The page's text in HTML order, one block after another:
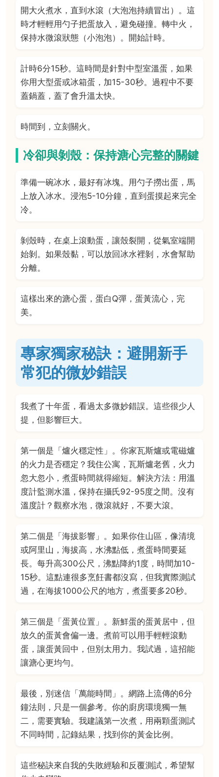
開大火煮水，直到水滾（大泡泡持續冒出）。這
時才輕輕用勺子把蛋放入，避免碰撞。轉中火，
保持水微滾狀態（小泡泡）。開始計時。
計時6分15秒。這時間是針對中型室溫蛋，如果
你用大型蛋或冰箱蛋，加15-30秒。過程中不要
蓋鍋蓋，蓋了會升溫太快。
時間到，立刻關火。
冷卻與剝殼：保持溏心完整的關鍵
準備一碗冰水，最好有冰塊。用勺子撈出蛋，馬
上放入冰水。浸泡5-10分鐘，直到蛋摸起來完全
冷。
剝殼時，在桌上滾動蛋，讓殼裂開，從氣室端開
始剝。如果殼黏，可以放回冰水裡剝，水會幫助
分離。
這樣出來的溏心蛋，蛋白Q彈，蛋黃流心，完
美。
專家獨家秘訣：避開新手
常犯的微妙錯誤
我煮了十年蛋，看過太多微妙錯誤。這些很少人
提，但影響巨大。
第一個是「爐火穩定性」。你家瓦斯爐或電磁爐
的火力是否穩定？我住公寓，瓦斯爐老舊，火力
忽大忽小，煮蛋時間就得縮短。解決方法：用溫
度計監測水溫，保持在攝氏92-95度之間。沒有
溫度計？觀察水泡，微滾就好，不要大滾。
第二個是「海拔影響」。如果你住山區，像清境
或阿里山，海拔高，水沸點低，煮蛋時間要延
長。每升高300公尺，沸點降約1度，時間加10-
15秒。這點連很多烹飪書都沒寫，但我實際測試
過，在海拔1000公尺的地方，煮蛋要多20秒。
第三個是「蛋黃位置」。新鮮蛋的蛋黃居中，但
放久的蛋黃會偏一邊。煮前可以用手輕輕滾動
蛋，讓蛋黃回中，但別太用力。我試過，這招能
讓溏心更均勻。
最後，別迷信「萬能時間」。網路上流傳的6分
鐘法則，只是一個參考。你的廚房環境獨一無
二，需要實驗。我建議第一次煮，用兩顆蛋測試
不同時間，記錄結果，找到你的黃金比例。
這些秘訣來自我的失敗經驗和反覆測試，希望幫